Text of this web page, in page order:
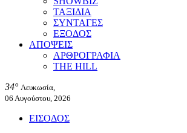
ΤΑΞΙΔΙΑ
ΣΥΝΤΑΓΕΣ
ΕΞΟΔΟΣ
ΑΠΟΨΕΙΣ
ΑΡΘΡΟΓΡΑΦΙΑ
THE HILL
34° Λευκωσία,
06 Αυγούστου, 2026
ΕΙΣΟΔΟΣ